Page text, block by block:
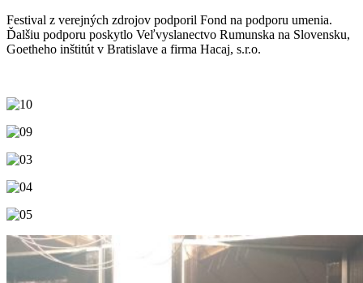
Festival z verejných zdrojov podporil Fond na podporu umenia.
Ďalšiu podporu poskytlo Veľvyslanectvo Rumunska na Slovensku,
Goetheho inštitút v Bratislave a firma Hacaj, s.r.o.